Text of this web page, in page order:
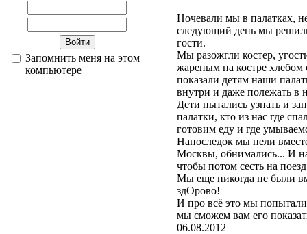
Запомнить меня на этом
компьютере
Ночевали мы в палатках,
следующий день мы
гости.
Мы разожгли костер,
жареным на костре хлебом
показали детям наши
внутри и даже полежать в
Дети пытались узнать и
палатки, кто из нас где
готовим еду и где
Напоследок мы пели
Москвы, обнимались... И
чтобы потом сесть на
Мы еще никогда не были
здОрово!
И про всё это мы
мы сможем вам его
06.08.2012